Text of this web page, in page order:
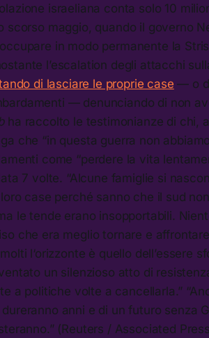
israeliana conta solo 10
scorso maggio, quando il governo
in modo permanente la
l’escalation degli attacchi
di lasciare le proprie case — o
— denunciando di non
ha raccolto le testimonianze di chi,
che “in questa guerra non
come “perdere la vita
7 volte. “Alcune famiglie si
case perché sanno che il sud
le tende erano insopportabili.
che era meglio tornare e
l‘orizzonte è quello dell’essere
un silenzioso atto di
a politiche volte a cancellarla.”
anni e di un futuro senza
(Reuters / Associated